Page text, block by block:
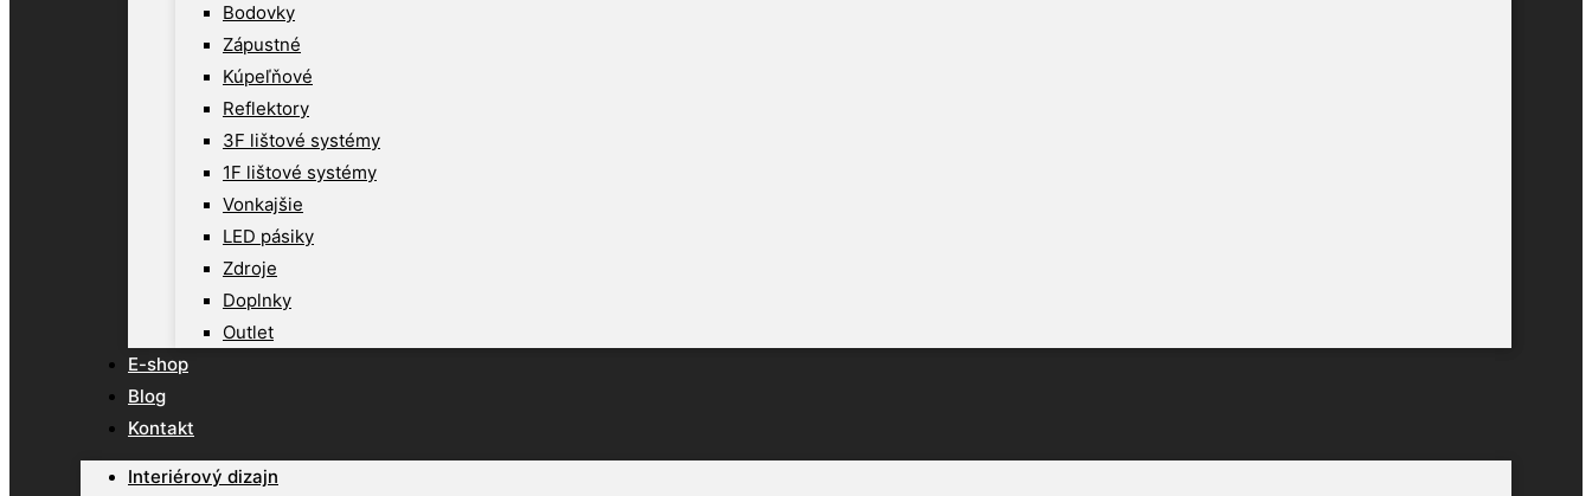
Bodovky
Zápustné
Kúpeľňové
Reflektory
3F lištové systémy
1F lištové systémy
Vonkajšie
LED pásiky
Zdroje
Doplnky
Outlet
E-shop
Blog
Kontakt
Interiérový dizajn